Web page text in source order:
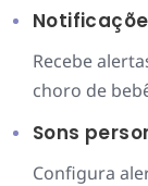
Recebe
choro de
Sons
Configura